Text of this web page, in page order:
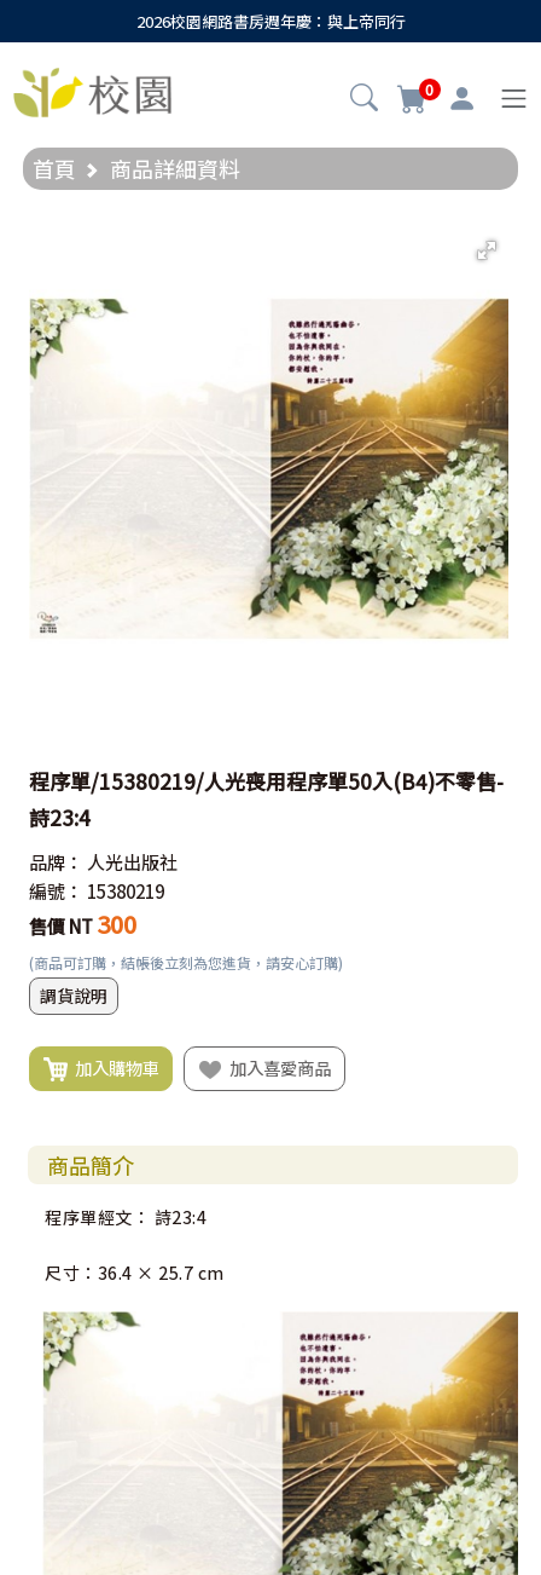
2026校園網路書房週年慶：與上帝同行
0
首頁 商品詳細資料
程序單/15380219/人光喪用程序單50入(B4)不零售-
詩23:4
品牌： 人光出版社
編號： 15380219
售價 NT 300
(商品可訂購，結帳後立刻為您進貨，請安心訂購)
調貨說明
加入購物車 加入喜愛商品
商品簡介
程序單經文： 詩23:4
尺寸：36.4 × 25.7 cm